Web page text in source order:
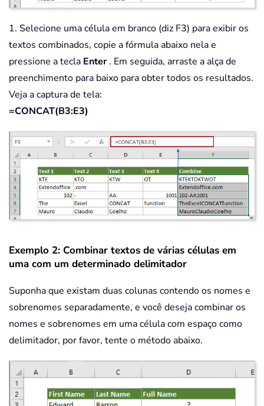
1. Selecione uma célula em branco (diz F3) para exibir os
textos combinados, copie a fórmula abaixo nela e
pressione a tecla Enter. Em seguida, arraste a alça de
preenchimento para baixo para obter todos os resultados.
Veja a captura de tela:
=CONCAT(B3:E3)
Exemplo 2: Combinar textos de várias células em
uma com um determinado delimitador
Suponha que existam duas colunas contendo os nomes e
sobrenomes separadamente, e você deseja combinar os
nomes e sobrenomes em uma célula com espaço como
delimitador, por favor, tente o método abaixo.